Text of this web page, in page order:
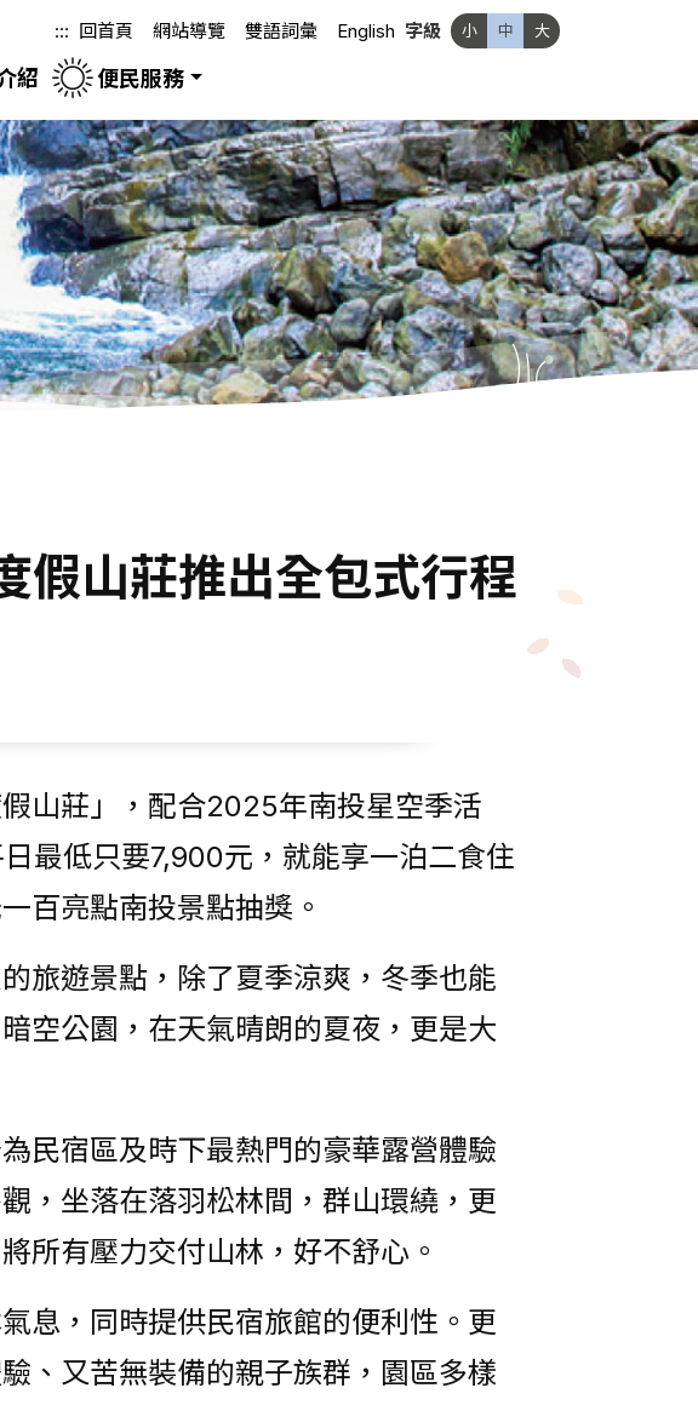
::: 回首頁 網站導覽 雙語詞彙 English 字級 小 中 大
紹 便民服務
假山莊推出全包式行程
山莊」，配合2025年南投星空季活
最低只要7,900元，就能享一泊二食住
百亮點南投景點抽獎。
旅遊景點，除了夏季涼爽，冬季也能
空公園，在天氣晴朗的夏夜，更是大
民宿區及時下最熱門的豪華露營體驗
，坐落在落羽松林間，群山環繞，更
所有壓力交付山林，好不舒心。
息，同時提供民宿旅館的便利性。更
、又苦無裝備的親子族群，園區多樣